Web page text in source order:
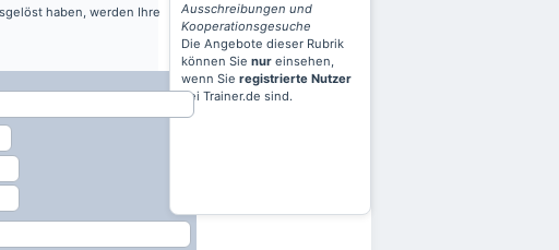
Ausschreibungen und
Kooperationsgesuche
Die Angebote dieser Rubrik
können Sie nur einsehen,
wenn Sie registrierte Nutzer
bei Trainer.de sind.
haben, werden Ihre